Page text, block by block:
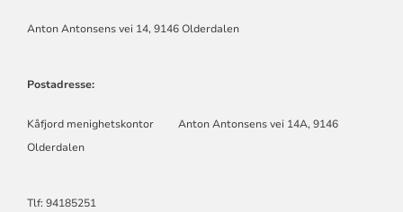
Anton Antonsens vei 14, 9146 Olderdalen
Postadresse:
Kåfjord menighetskontor Anton Antonsens vei 14A, 9146
Olderdalen
Tlf: 94185251